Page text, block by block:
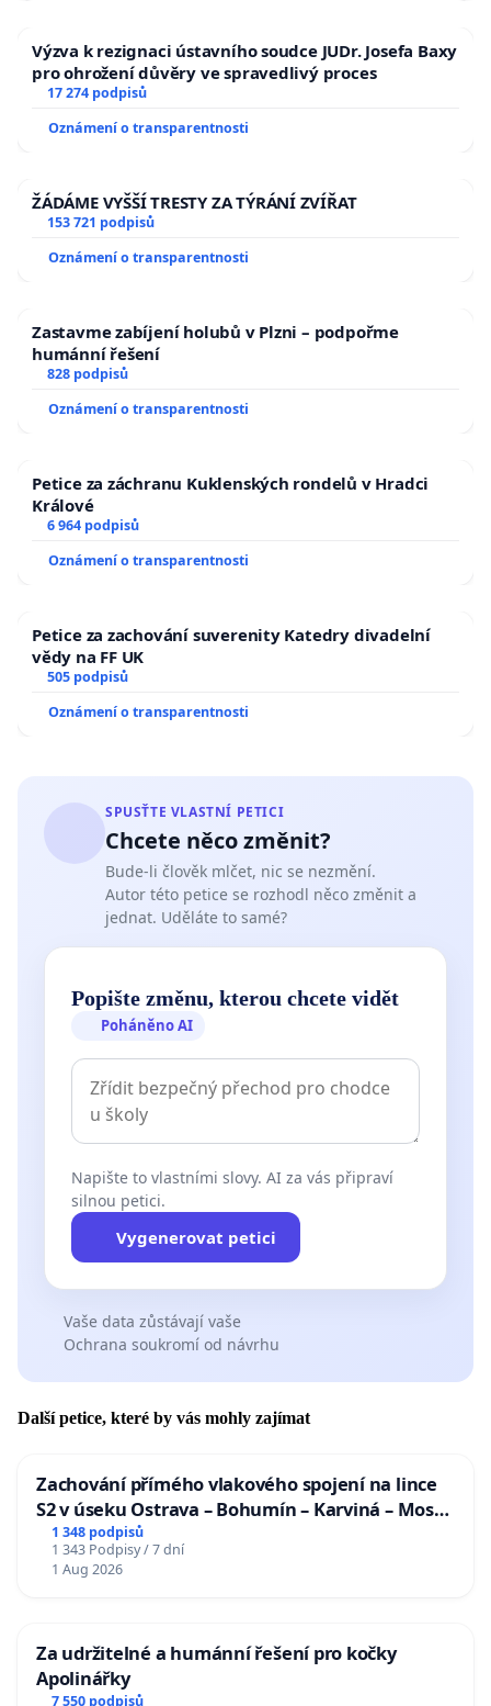
Výzva k rezignaci ústavního soudce JUDr. Josefa Baxy
pro ohrožení důvěry ve spravedlivý proces
17 274 podpisů
Oznámení o transparentnosti
ŽÁDÁME VYŠŠÍ TRESTY ZA TÝRÁNÍ ZVÍŘAT
153 721 podpisů
Oznámení o transparentnosti
Zastavme zabíjení holubů v Plzni – podpořme
humánní řešení
828 podpisů
Oznámení o transparentnosti
Petice za záchranu Kuklenských rondelů v Hradci
Králové
6 964 podpisů
Oznámení o transparentnosti
Petice za zachování suverenity Katedry divadelní
vědy na FF UK
505 podpisů
Oznámení o transparentnosti
SPUSŤTE VLASTNÍ PETICI
Chcete něco změnit?
Bude-li člověk mlčet, nic se nezmění.
Autor této petice se rozhodl něco změnit a
jednat. Uděláte to samé?
Popište změnu, kterou chcete vidět
Poháněno AI
Napište to vlastními slovy. AI za vás připraví
silnou petici.
Vygenerovat petici
Vaše data zůstávají vaše
Ochrana soukromí od návrhu
Další petice, které by vás mohly zajímat
Zachování přímého vlakového spojení na lince
S2 v úseku Ostrava – Bohumín – Karviná – Mosty
u Jablunkova
1 348 podpisů
1 343 Podpisy / 7 dní
1 Aug 2026
Za udržitelné a humánní řešení pro kočky
Apolinářky
7 550 podpisů